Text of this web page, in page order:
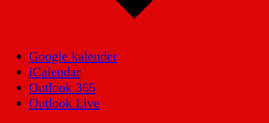
Google kalender
iCalendar
Outlook 365
Outlook Live